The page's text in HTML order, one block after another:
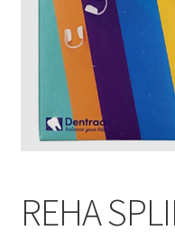
Polityka prywatności
REHA